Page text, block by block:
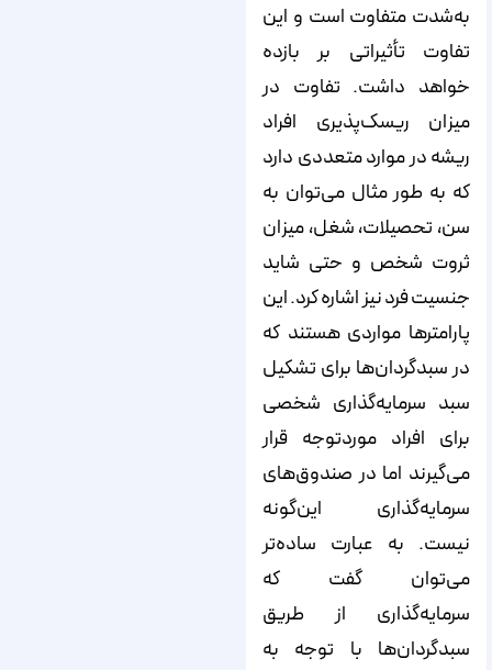
به‌شدت متفاوت است و این
تفاوت تأثیراتی بر بازده
خواهد داشت. تفاوت در
میزان ریسک‌پذیری افراد
ریشه در موارد متعددی دارد
که به طور مثال می‌توان به
سن، تحصیلات، شغل، میزان
ثروت شخص و حتی شاید
جنسیت فرد نیز اشاره کرد. این
پارامترها مواردی هستند که
در سبدگردان‌ها برای تشکیل
سبد سرمایه‌گذاری شخصی
برای افراد موردتوجه قرار
می‌گیرند اما در صندوق‌های
سرمایه‌گذاری این‌گونه
نیست. به عبارت ساده‌تر
می‌توان گفت که
سرمایه‌گذاری از طریق
سبدگردان‌ها با توجه‌ به